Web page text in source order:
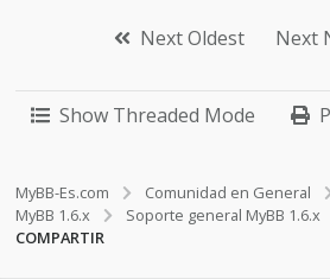
Next Oldest Next
Show Threaded Mode
MyBB-Es.com Comunidad en General
MyBB 1.6.x
Soporte general MyBB 1.6.x
COMPARTIR